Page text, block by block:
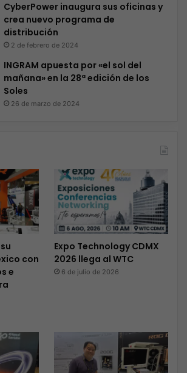
CyberPower inaugura sus oficinas y
crea nuevo programa de
distribución
2 de febrero de 2024
INGRAM apuesta por «el sol del
mañana» en la 28ª edición de los
Soles
26 de marzo de 2024
con
e
Expo Technology CDMX
2026 llega al WTC
6 de julio de 2026